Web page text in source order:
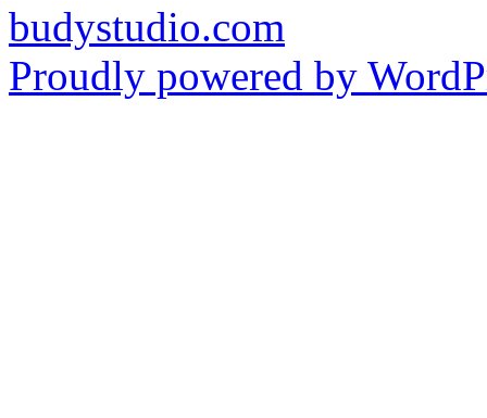
budystudio.com
Proudly powered by